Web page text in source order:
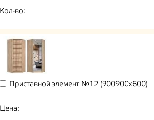
Кол-во:
Приставной элемент №12 (900900х600)
Цена: